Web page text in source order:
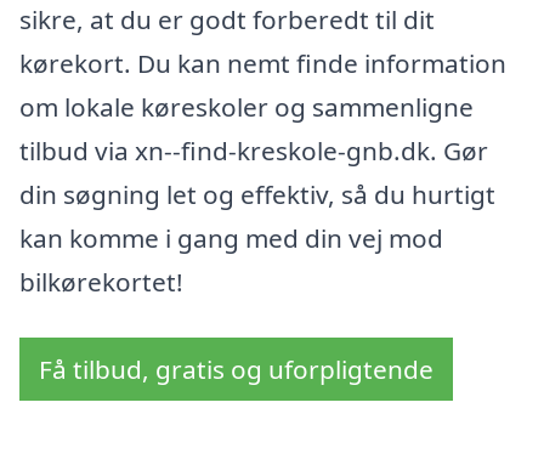
sikre, at du er godt forberedt til dit
kørekort. Du kan nemt finde information
om lokale køreskoler og sammenligne
tilbud via xn--find-kreskole-gnb.dk. Gør
din søgning let og effektiv, så du hurtigt
kan komme i gang med din vej mod
bilkørekortet!
Få tilbud, gratis og uforpligtende